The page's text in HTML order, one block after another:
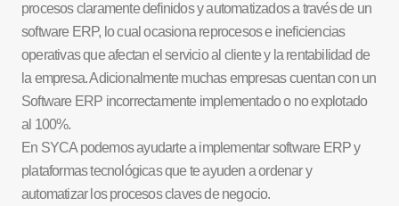
procesos claramente definidos y automatizados a través de un
software ERP, lo cual ocasiona reprocesos e ineficiencias
operativas que afectan el servicio al cliente y la rentabilidad de
la empresa. Adicionalmente muchas empresas cuentan con un
Software ERP incorrectamente implementado o no explotado
al 100%.
En SYCA podemos ayudarte a implementar software ERP y
plataformas tecnológicas que te ayuden a ordenar y
automatizar los procesos claves de negocio.